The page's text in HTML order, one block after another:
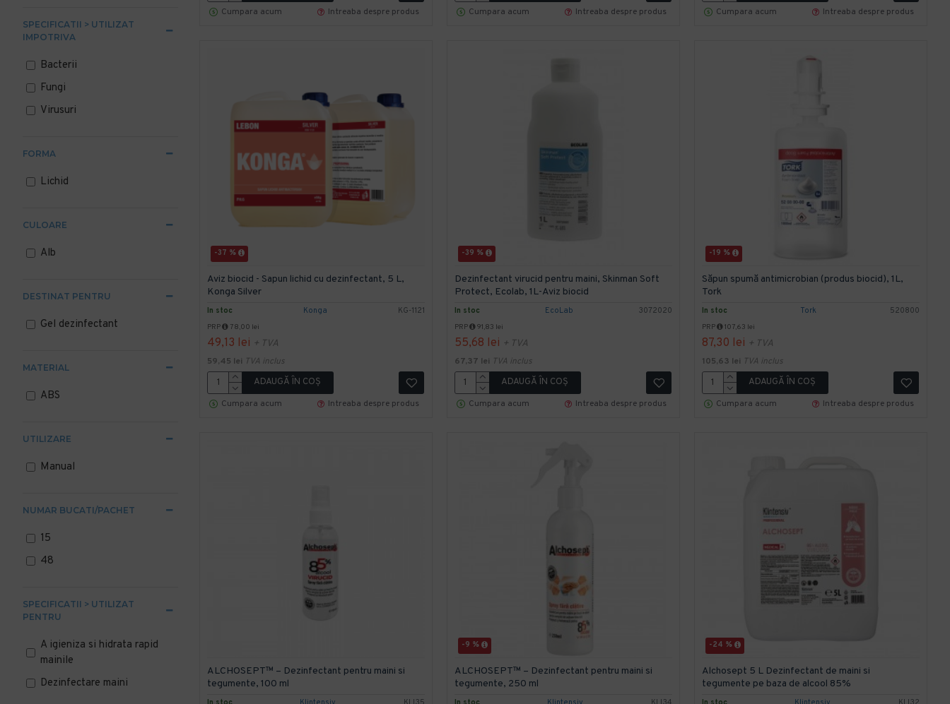
SPECIFICATII > UTILIZAT
IMPOTRIVA
Bacterii
Fungi
Virusuri
FORMA
Lichid
CULOARE
Alb
DESTINAT PENTRU
Gel dezinfectant
MATERIAL
ABS
UTILIZARE
Manual
NUMAR BUCATI/PACHET
15
48
SPECIFICATII > UTILIZAT
PENTRU
A igieniza si hidrata rapid
mainile
Dezinfectare maini
Cumpara acum
Intreaba despre produs
Cumpara acum
Intreaba despre produs
Cumpara acum
Intreaba despre produs
-37 %
In stoc Konga KG-1121
Aviz biocid - Sapun lichid cu dezinfectant, 5 L,
Konga Silver
PRP 78,00 lei
49,13 lei + TVA
59,45 lei TVA inclus
ADAUGĂ ÎN COŞ
Cumpara acum
Intreaba despre produs
-39 %
In stoc EcoLab 3072020
Dezinfectant virucid pentru maini, Skinman Soft
Protect, Ecolab, 1L-Aviz biocid
PRP 91,83 lei
55,68 lei + TVA
67,37 lei TVA inclus
ADAUGĂ ÎN COŞ
Cumpara acum
Intreaba despre produs
-19 %
In stoc Tork 520800
Săpun spumă antimicrobian (produs biocid), 1L,
Tork
PRP 107,63 lei
87,30 lei + TVA
105,63 lei TVA inclus
ADAUGĂ ÎN COŞ
Cumpara acum
Intreaba despre produs
ALCHOSEPT™ – Dezinfectant pentru maini si
tegumente, 100 ml
-9 %
ALCHOSEPT™ – Dezinfectant pentru maini si
tegumente, 250 ml
-24 %
Alchosept 5 L Dezinfectant de maini si
tegumente pe baza de alcool 85%